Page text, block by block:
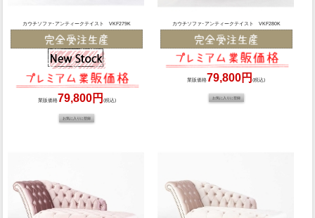
カウチソファ･アンティークテイスト VKF279K
業販価格79,800円 (税込)
カウチソファ･アンティークテイスト VKF280K
業販価格79,800円(税込)